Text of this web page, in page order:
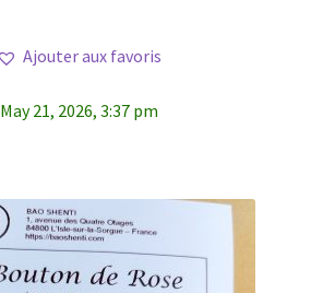
Ajouter aux favoris
May 21, 2026, 3:37 pm